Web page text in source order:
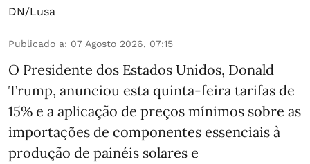
DN/Lusa
Publicado a: 07 Agosto 2026, 07:15
O Presidente dos Estados Unidos, Donald
Trump, anunciou esta quinta-feira tarifas de
15% e a aplicação de preços mínimos sobre as
importações de componentes essenciais à
produção de painéis solares e